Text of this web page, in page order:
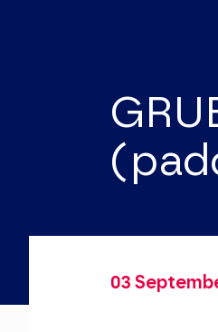
News
Karriere
Kontakt
03